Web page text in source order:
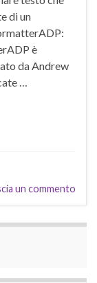
di un
è
da Andrew
…
un commento